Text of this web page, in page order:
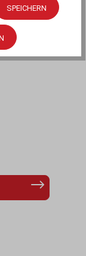
MITTEL -
145 MM
SPEICHERN